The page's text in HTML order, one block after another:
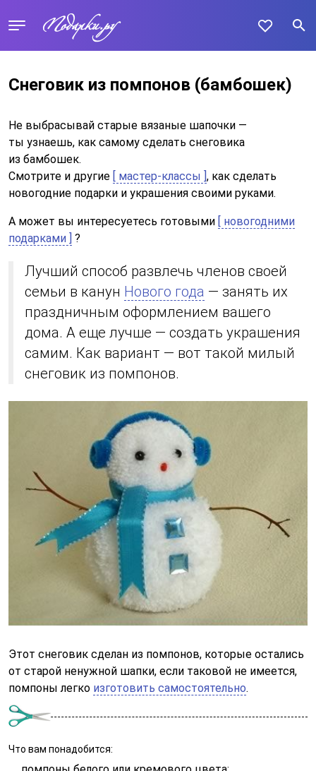
Снеговик из помпонов (бамбошек)
Не выбрасывай старые вязаные шапочки —
ты узнаешь, как самому сделать снеговика
из бамбошек.
Смотрите и другие [ мастер-классы ], как сделать
новогодние подарки и украшения своими руками.
А может вы интересуетесь готовыми [ новогодними
подарками ] ?
Лучший способ развлечь членов своей
семьи в канун Нового года — занять их
праздничным оформлением вашего
дома. А еще лучше — создать украшения
самим. Как вариант — вот такой милый
снеговик из помпонов.
Этот снеговик сделан из помпонов, которые остались
от старой ненужной шапки, если таковой не имеется,
помпоны легко изготовить самостоятельно.
Что вам понадобится: